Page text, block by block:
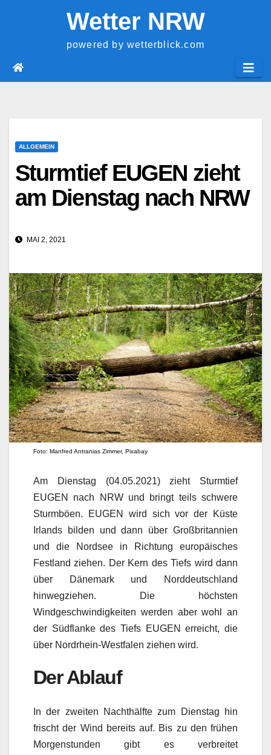
Wetter NRW
powered by wetterblick.com
ALLGEMEIN
Sturmtief EUGEN zieht
am Dienstag nach NRW
MAI 2, 2021
Foto: Manfred Antranias Zimmer, Pixabay
Am Dienstag (04.05.2021) zieht Sturmtief
EUGEN nach NRW und bringt teils schwere
Sturmböen. EUGEN wird sich vor der Küste
Irlands bilden und dann über Großbritannien
und die Nordsee in Richtung europäisches
Festland ziehen. Der Kern des Tiefs wird dann
über Dänemark und Norddeutschland
hinwegziehen. Die höchsten
Windgeschwindigkeiten werden aber wohl an
der Südflanke des Tiefs EUGEN erreicht, die
über Nordrhein-Westfalen ziehen wird.
Der Ablauf
In der zweiten Nachthälfte zum Dienstag hin
frischt der Wind bereits auf. Bis zu den frühen
Morgenstunden gibt es verbreitet